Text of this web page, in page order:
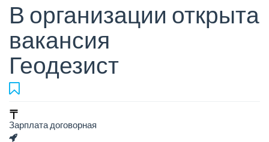
В организации открыта
вакансия
Геодезист
Зарплата договорная